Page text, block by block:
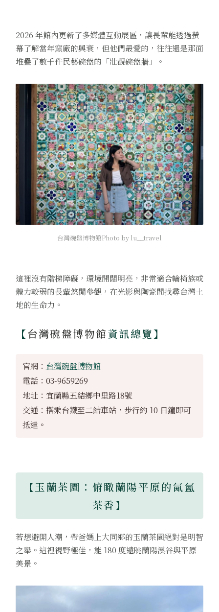
2026 年館內更新了多媒體互動展區，讓長輩能透過螢
幕了解當年窯廠的興衰，但他們最愛的，往往還是那面
堆疊了數千件民藝碗盤的「壯觀碗盤牆」。
台灣碗盤博物館Photo by lu__travel
這裡沒有階梯障礙，環境開闊明亮，非常適合輪椅族或
體力較弱的長輩悠閒參觀，在光影與陶瓷間找尋台灣土
地的生命力。
【台灣碗盤博物館資訊總覽】
官網： 台灣碗盤博物館
電話：03-9659269
地址：宜蘭縣五結鄉中里路18號
交通：搭乘台鐵至二結車站，步行約 10 日鐘即可
抵達。
【玉蘭茶園：俯瞰蘭陽平原的氤氳
茶香】
若想避開人潮，帶爸媽上大同鄉的玉蘭茶園絕對是明智
之舉。這裡視野極佳，能 180 度遠眺蘭陽溪谷與平原
美景。